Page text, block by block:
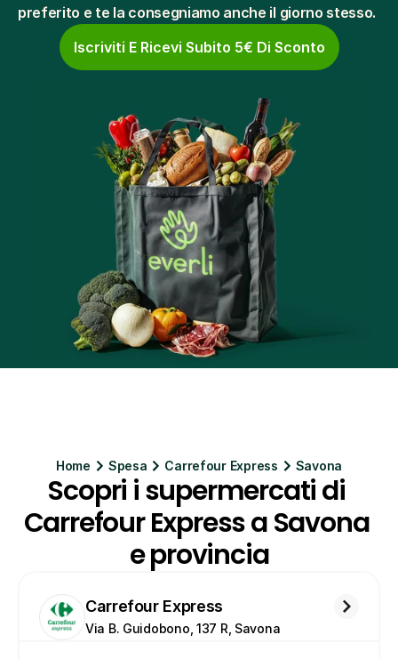
preferito e te la consegniamo anche il giorno stesso.
Iscriviti E Ricevi Subito 5€ Di Sconto
Home Spesa Carrefour Express Savona
Scopri i supermercati di
Carrefour Express a Savona
e provincia
Carrefour Express
Via B. Guidobono, 137 R, Savona